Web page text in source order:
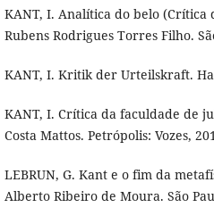
KANT, I. Analítica do belo (Crítica
Rubens Rodrigues Torres Filho.
KANT, I. Kritik der Urteilskraft.
KANT, I. Crítica da faculdade de
Costa Mattos. Petrópolis: Vozes,
LEBRUN, G. Kant e o fim da
Alberto Ribeiro de Moura. São